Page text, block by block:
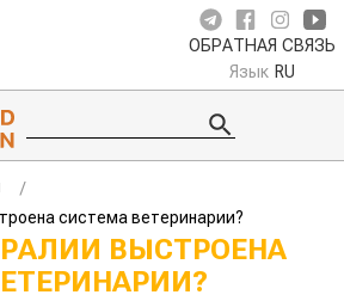
ОБРАТНАЯ СВЯЗЬ
Язык RU
система ветеринарии?
ВЫСТРОЕНА